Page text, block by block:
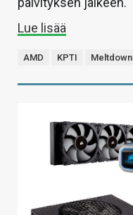
Lue lisää
AMD KPTI Meltdown